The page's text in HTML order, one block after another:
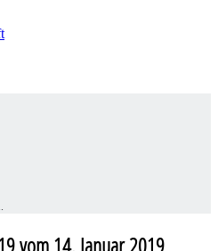
vom 14. Januar 2019